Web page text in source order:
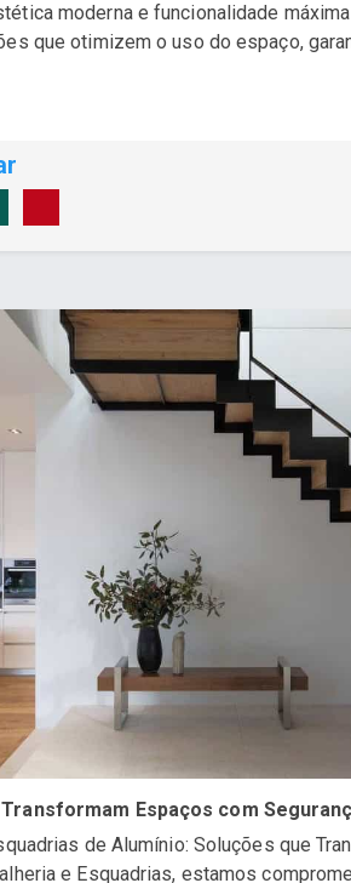
moderna e funcionalidade
que otimizem o uso do espaço,
Espaços com
de Alumínio: Soluções que
e Esquadrias, estamos